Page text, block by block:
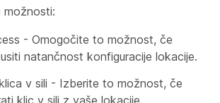
- Omogočite to možnost, če
natančnost konfiguracije lokacije.
v sili - Izberite to možnost, če
klic v sili z vaše lokacije.